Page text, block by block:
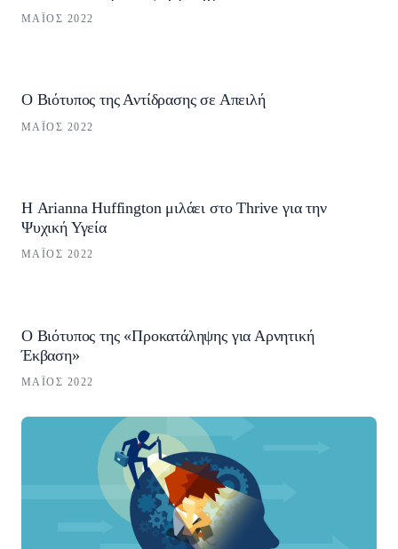
ΜΆΙΟΣ 2022
Ο Βιότυπος της Αντίδρασης σε Απειλή
ΜΆΙΟΣ 2022
Η Arianna Huffington μιλάει στο Thrive για την
Ψυχική Υγεία
ΜΆΙΟΣ 2022
Ο Βιότυπος της «Προκατάληψης για Αρνητική
Έκβαση»
ΜΆΙΟΣ 2022